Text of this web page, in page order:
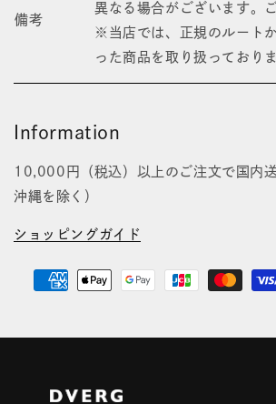
備考
異なる場合がございます。
※当店では、正規のルート
った商品を取り扱っておりま
Information
10,000円（税込）以上のご注文で国内
沖縄を除く）
ショッピングガイド